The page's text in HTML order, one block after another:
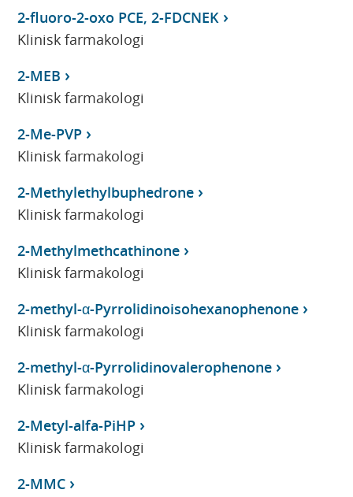
2-fluoro-2-oxo PCE, 2-FDCNEK
Klinisk farmakologi
2-MEB
Klinisk farmakologi
2-Me-PVP
Klinisk farmakologi
2-Methylethylbuphedrone
Klinisk farmakologi
2-Methylmethcathinone
Klinisk farmakologi
2-methyl-α-Pyrrolidinoisohexanophenone
Klinisk farmakologi
2-methyl-α-Pyrrolidinovalerophenone
Klinisk farmakologi
2-Metyl-alfa-PiHP
Klinisk farmakologi
2-MMC